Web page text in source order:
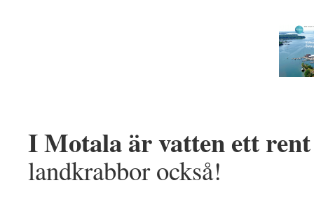
I Motala är vatten ett
landkrabbor också!